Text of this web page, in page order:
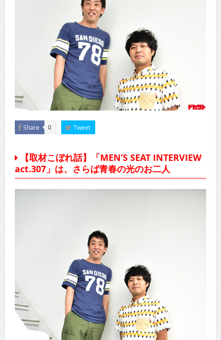
CINEMA×STYLE 285号
CINEMA×STYLE 294号
Share 0 Tweet
【取材こぼれ話】「MEN’S SEAT INTERVIEW
act.307」は、さらば青春の光のお二人